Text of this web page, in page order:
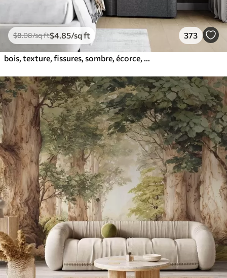
$8.08/sq ft$4 .85/sq ft 373